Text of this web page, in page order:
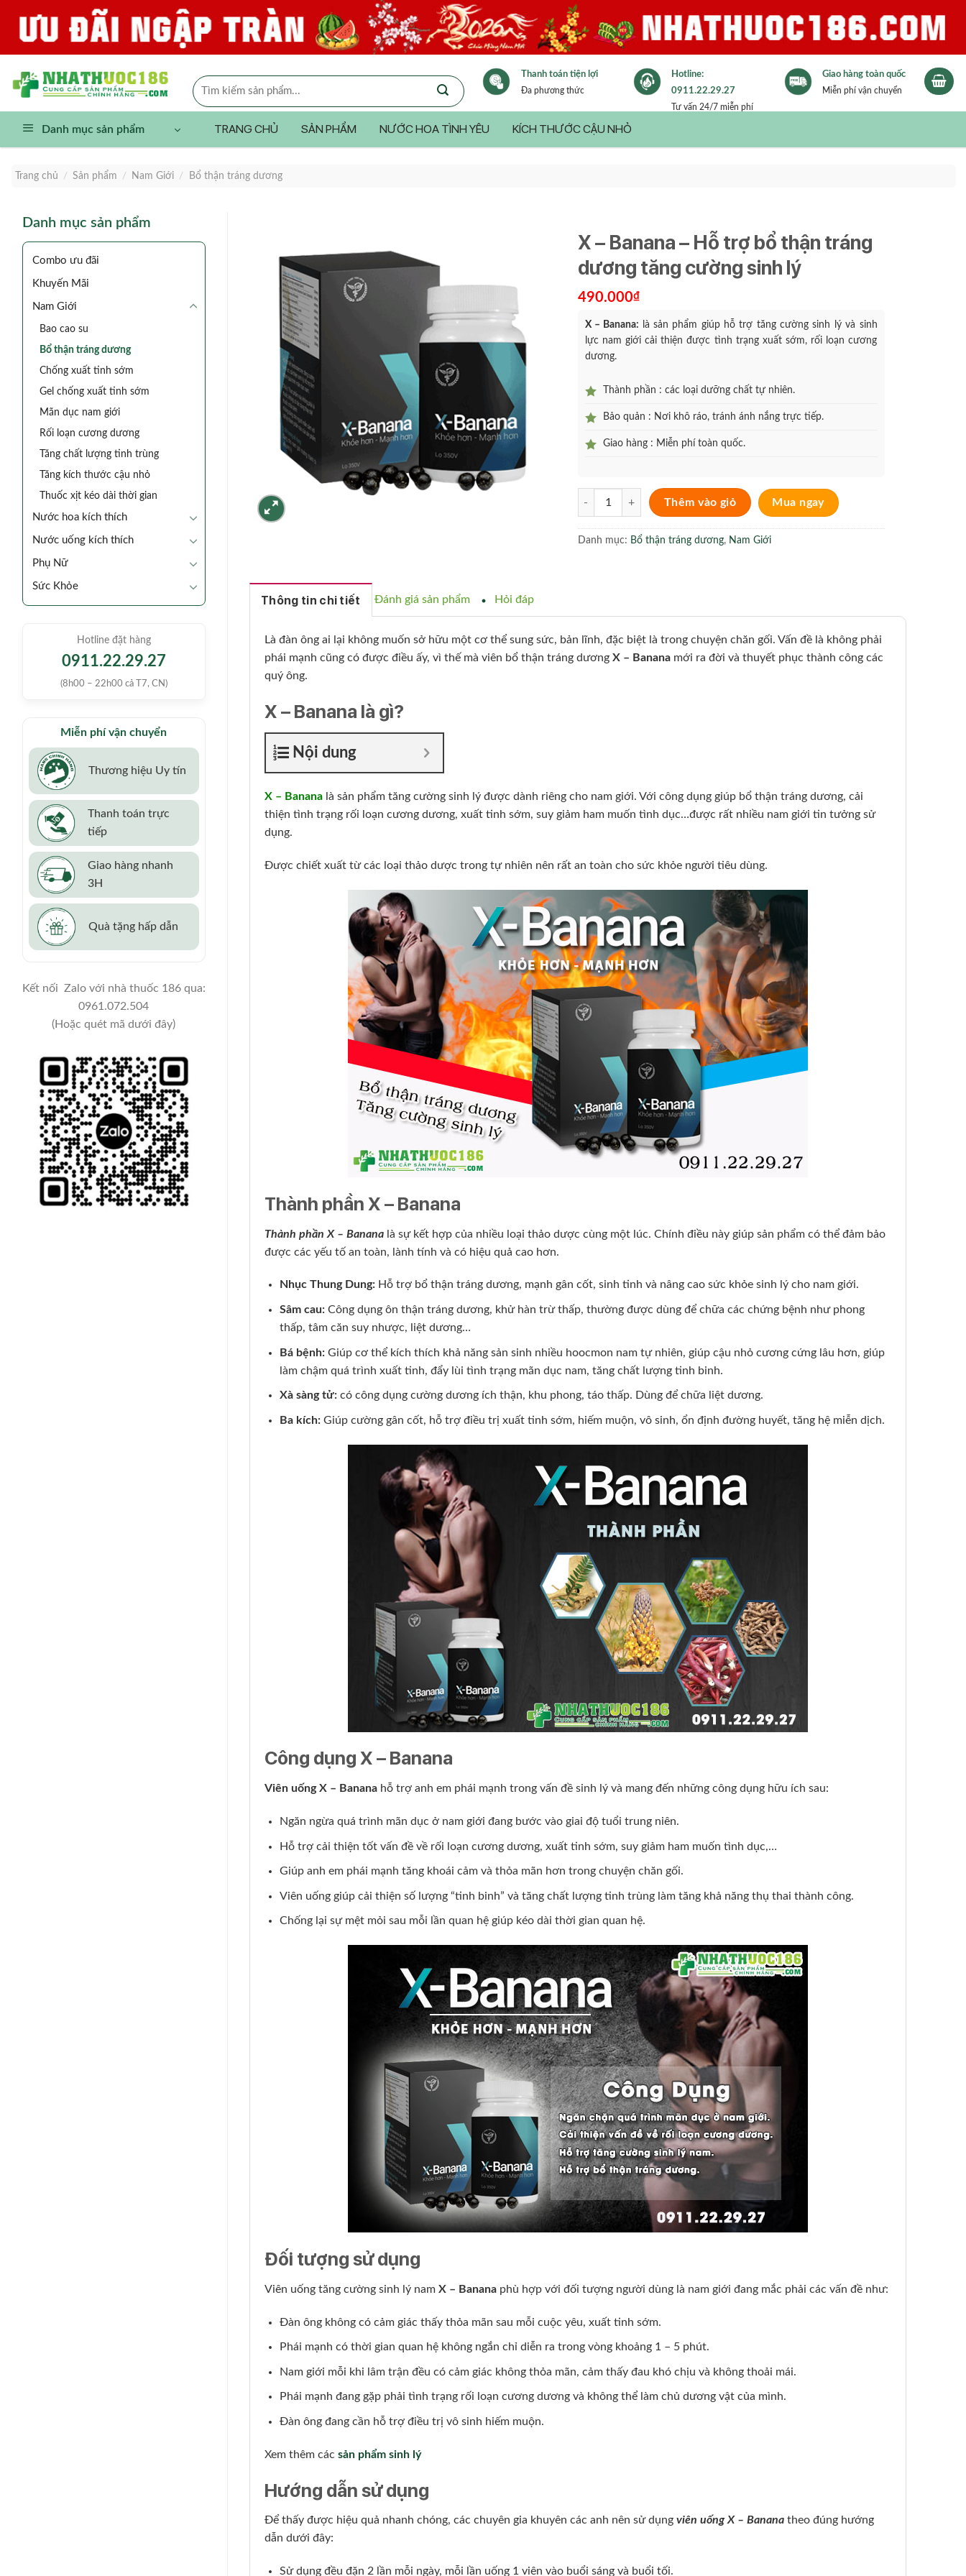
content
Tìm
kiếm:
Thanh toán tiện lợi
Đa phương thức
Hotline:
0911.22.29.27
Tư vấn 24/7 miễn phí
Giao hàng toàn quốc
Miễn phí vận chuyển
Danh mục sản phẩm TRANG CHỦ SẢN PHẨM NƯỚC HOA TÌNH YÊU KÍCH THƯỚC CẬU NHỎ
Trang chủ / Sản phẩm / Nam Giới / Bổ thận tráng dương
Danh mục sản phẩm
Combo ưu đãi
Khuyến Mãi
Nam Giới
Bao cao su
Bổ thận tráng dương
Chống xuất tinh sớm
Gel chống xuất tinh sớm
Mãn dục nam giới
Rối loạn cương dương
Tăng chất lượng tinh trùng
Tăng kích thước cậu nhỏ
Thuốc xịt kéo dài thời gian
Nước hoa kích thích
Nước uống kích thích
Phụ Nữ
Sức Khỏe
Hotline đặt hàng
0911.22.29.27
(8h00 – 22h00 cả T7, CN)
Miễn phí vận chuyển
Thương hiệu Uy tín
Thanh toán trực
tiếp
Giao hàng nhanh
3H
Quà tặng hấp dẫn
Kết nối Zalo với nhà thuốc 186 qua:
0961.072.504
(Hoặc quét mã dưới đây)
X – Banana – Hỗ trợ bổ thận tráng
dương tăng cường sinh lý
490.000₫
X – Banana:
là sản phẩm giúp hỗ trợ tăng cường sinh lý và sinh
lực nam giới cải thiện được tình trạng xuất sớm, rối loạn cương
dương.
Thành phần : các loại dưỡng chất tự nhiên.
Bảo quản : Nơi khô ráo, tránh ánh nắng trực tiếp.
Giao hàng : Miễn phí toàn quốc.
X - Banana - Hỗ trợ bổ thận tráng dương tăng cường sinh lý số lượng
Thêm vào giỏ Mua ngay
Danh mục: Bổ thận tráng dương, Nam Giới
Thông tin chi tiết Đánh giá sản phẩm Hỏi đáp
Là đàn ông ai lại không muốn sở hữu một cơ thể sung sức, bản lĩnh, đặc biệt là trong chuyện chăn gối. Vấn đề là không phải
phái mạnh cũng có được điều ấy, vì thế mà viên bổ thận tráng dương X – Banana mới ra đời và thuyết phục thành công các
quý ông.
X – Banana là gì?
Nội dung
X – Banana là sản phẩm tăng cường sinh lý được dành riêng cho nam giới. Với công dụng giúp bổ thận tráng dương, cải
thiện tình trạng rối loạn cương dương, xuất tinh sớm, suy giảm ham muốn tình dục…được rất nhiều nam giới tin tưởng sử
dụng.
Được chiết xuất từ các loại thảo dược trong tự nhiên nên rất an toàn cho sức khỏe người tiêu dùng.
Thành phần X – Banana
Thành phần X – Banana là sự kết hợp của nhiều loại thảo dược cùng một lúc. Chính điều này giúp sản phẩm có thể đảm bảo
được các yếu tố an toàn, lành tính và có hiệu quả cao hơn.
Nhục Thung Dung:Hỗ trợ bổ thận tráng dương, mạnh gân cốt, sinh tinh và nâng cao sức khỏe sinh lý cho nam giới.
Sâm cau:Công dụng ôn thận tráng dương, khử hàn trừ thấp, thường được dùng để chữa các chứng bệnh như phong
thấp, tâm căn suy nhược, liệt dương…
Bá bệnh:Giúp cơ thể kích thích khả năng sản sinh nhiều hoocmon nam tự nhiên, giúp cậu nhỏ cương cứng lâu hơn, giúp
làm chậm quá trình xuất tinh, đẩy lùi tình trạng mãn dục nam, tăng chất lượng tinh binh.
Xà sàng tử:có công dụng cường dương ích thận, khu phong, táo thấp. Dùng để chữa liệt dương.
Ba kích: Giúp cường gân cốt, hỗ trợ điều trị xuất tinh sớm, hiếm muộn, vô sinh, ổn định đường huyết, tăng hệ miễn dịch.
Công dụng X – Banana
Viên uống X – Banana hỗ trợ anh em phái mạnh trong vấn đề sinh lý và mang đến những công dụng hữu ích sau:
Ngăn ngừa quá trình mãn dục ở nam giới đang bước vào giai độ tuổi trung niên.
Hỗ trợ cải thiện tốt vấn đề về rối loạn cương dương, xuất tinh sớm, suy giảm ham muốn tình dục,…
Giúp anh em phái mạnh tăng khoái cảm và thỏa mãn hơn trong chuyện chăn gối.
Viên uống giúp cải thiện số lượng “tinh binh” và tăng chất lượng tinh trùng làm tăng khả năng thụ thai thành công.
Chống lại sự mệt mỏi sau mỗi lần quan hệ giúp kéo dài thời gian quan hệ.
Đối tượng sử dụng
Viên uống tăng cường sinh lý nam X – Banana phù hợp với đối tượng người dùng là nam giới đang mắc phải các vấn đề như:
Đàn ông không có cảm giác thấy thỏa mãn sau mỗi cuộc yêu, xuất tinh sớm.
Phái mạnh có thời gian quan hệ không ngắn chỉ diễn ra trong vòng khoảng 1 – 5 phút.
Nam giới mỗi khi lâm trận đều có cảm giác không thỏa mãn, cảm thấy đau khó chịu và không thoải mái.
Phái mạnh đang gặp phải tình trạng rối loạn cương dương và không thể làm chủ dương vật của mình.
Đàn ông đang cần hỗ trợđiều trị vô sinh hiếm muộn.
Xem thêm các sản phẩm sinh lý
Hướng dẫn sử dụng
Để thấy được hiệu quả nhanh chóng, các chuyên gia khuyên các anh nên sử dụng viên uống X – Banana theo đúng hướng
dẫn dưới đây:
Sử dụng đều đặn 2 lần mỗi ngày, mỗi lần uống 1 viên vào buổi sáng và buổi tối.